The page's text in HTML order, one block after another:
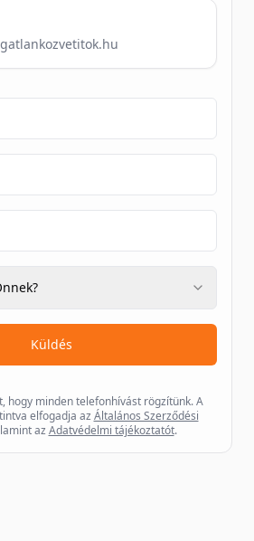
Küldés
hogy minden telefonhívást rögzítünk. A
elfogadja az Általános Szerződési
az Adatvédelmi tájékoztatót.